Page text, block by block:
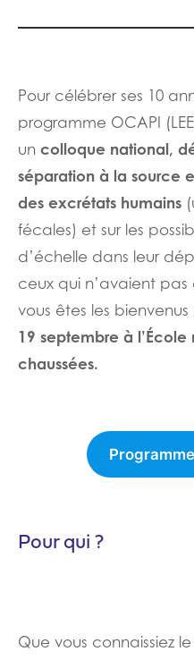
Pour célébrer ses 10
programme OCAPI
un colloque national,
séparation à la source
des excrétats humains
fécales) et sur les
d’échelle dans leur
ceux qui n’avaient pas
vous êtes les bienvenus
19 septembre à
chaussées.
Pour qui ?
Que vous connaissiez